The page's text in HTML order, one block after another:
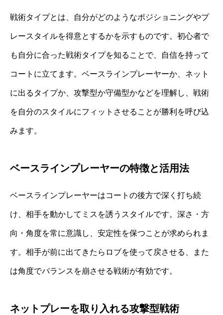
戦術タイプとは、自分がどのようなポジショニングやプ
レースタイルを得意とするかを示すものです。初心者で
も自分に合った戦術タイプを知ることで、自信を持って
コートに立てます。ベースラインプレーヤーか、ネット
に出るタイプか、攻撃型か守備型かなどを理解し、戦術
を自分のスタイルにフィットさせることが勝利を呼び込
みます。
ベースラインプレーヤーの特徴と活用法
ベースラインプレーヤーはコートの後方で深く打ち続
け、相手を動かしてミスを誘うスタイルです。深さ・方
向・角度を常に意識し、安定性を保つことが求められま
す。相手が前に出てきたらロブを使って戻させる、また
は角度でバランスを崩させる戦術が有効です。
ネットプレーを取り入れる攻撃型戦術